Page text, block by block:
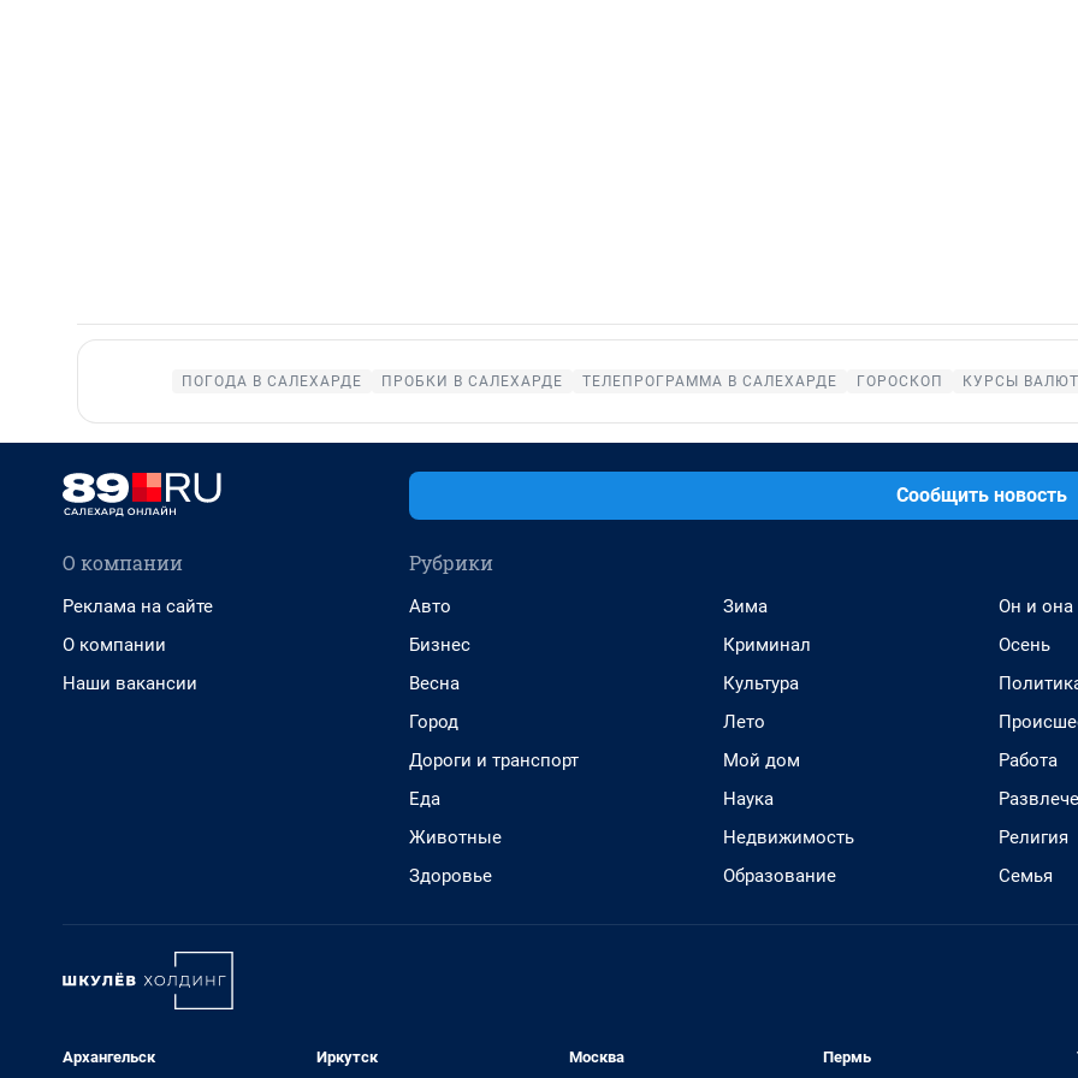
ПОГОДА В САЛЕХАРДЕ ПРОБКИ В САЛЕХАРДЕ ТЕЛЕПРОГРАММА В САЛЕХАРДЕ ГОРОСКОП КУРСЫ
Сообщить новость
О компании
Реклама на сайте
О компании
Наши вакансии
Рубрики
Авто
Бизнес
Весна
Город
Дороги и транспорт
Еда
Животные
Здоровье
Зима
Криминал
Культура
Лето
Мой дом
Наука
Недвижимость
Образование
Он и она
Осень
Работа
Религия
Семья
Архангельск Иркутск Москва Пермь